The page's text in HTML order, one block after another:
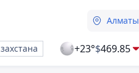
Алматы
+23°$469.85